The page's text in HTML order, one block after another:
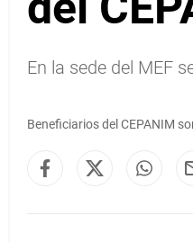
En la sede del MEF
Beneficiarios del CEPANIM